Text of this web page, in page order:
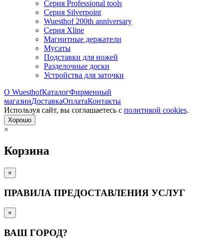
Серия Professional tools
Серия Silverpoint
Wuesthof 200th anniversary
Серия Xline
Магнитные держатели
Мусаты
Подставки для ножей
Разделочные доски
Устройства для заточки
О WuesthofКаталогФирменный
магазинДоставкаОплатаКонтакты
Используя сайт, вы согла­шаетесь с политикой cookies.
Хорошо
×
Корзина
×
ПРАВИЛА ПРЕДОСТАВЛЕНИЯ УСЛУГ
×
ВАШ ГОРОД?